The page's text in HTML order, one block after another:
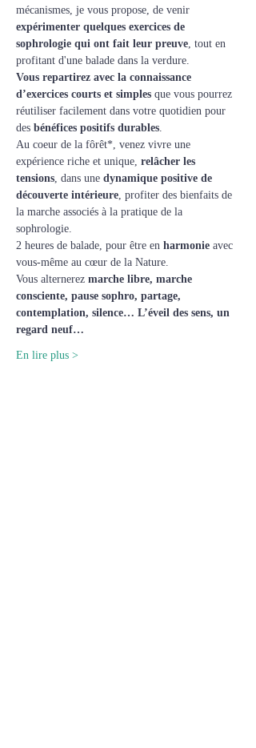
mécanismes, je vous propose, de venir
expérimenter quelques exercices de
sophrologie qui ont fait leur preuve, tout en
profitant d'une balade dans la verdure.
Vous repartirez avec la connaissance
d’exercices courts et simples que vous pourrez
réutiliser facilement dans votre quotidien pour
des bénéfices positifs durables.​
Au coeur de la fôrêt*, venez vivre une
expérience riche et unique, relâcher les
tensions, dans une dynamique positive de
découverte intérieure, profiter des bienfaits de
la marche associés à la pratique de la
sophrologie.
2 heures de balade, pour être en harmonie avec
vous-même au cœur de la Nature.
Vous alternerez marche libre, marche
consciente, pause sophro, partage,
contemplation, silence… L’éveil des sens, un
regard neuf…
En lire plus >